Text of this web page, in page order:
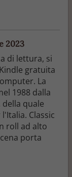
2023
di lettura, si
gratuita
La
1988 dalla
quale
Classic
roll ad alto
porta